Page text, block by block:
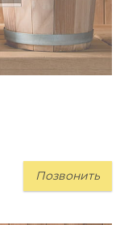
Позвонить